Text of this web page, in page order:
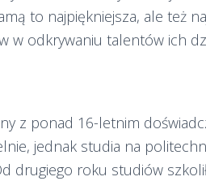
to najpiękniejsza, ale też
w odkrywaniu talentów ich
z ponad 16-letnim
jednak studia na
drugiego roku studiów